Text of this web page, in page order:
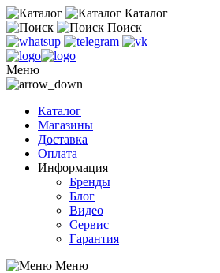
Каталог
Поиск
Меню
Каталог
Магазины
Доставка
Оплата
Информация
Бренды
Блог
Видео
Сервис
Гарантия
Меню